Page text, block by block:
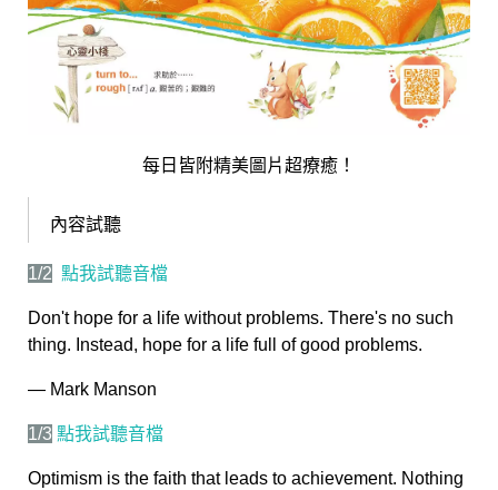
每日皆附精美圖片超療癒！
內容試聽
1/2 點我試聽音檔
Don't hope for a life without problems. There's no such
thing. Instead, hope for a life full of good problems.
— Mark Manson
1/3 點我試聽音檔
Optimism is the faith that leads to achievement. Nothing